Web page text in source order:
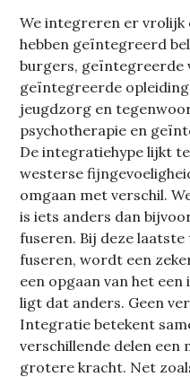
We integreren er vrolijk
hebben geïntegreerd
burgers, geïntegreerde
geïntegreerde
jeugdzorg en
psychotherapie en
De integratiehype lijkt
westerse
omgaan met verschil.
is iets anders dan
fuseren. Bij deze
fuseren, wordt een
een opgaan van het
ligt dat anders. Geen
Integratie betekent
verschillende delen een
grotere kracht. Net